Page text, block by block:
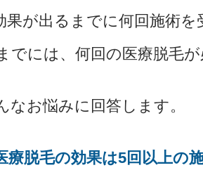
果が出るまでに何回施術
でには、何回の医療脱毛
なお悩みに回答します。
療脱毛の効果は5回以上の